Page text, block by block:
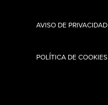
AVISO DE PRIVACIDAD
POLÍTICA DE COOKIES